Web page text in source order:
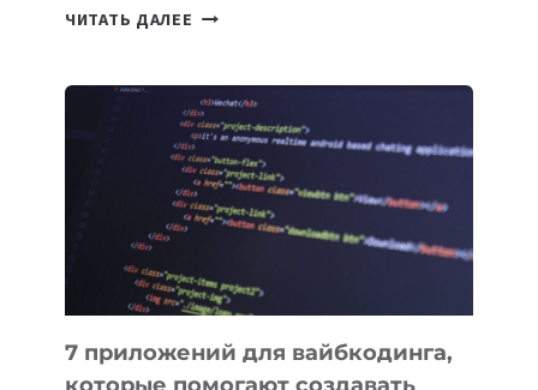
ЧИТАТЬ ДАЛЕЕ ТАСК-
ПОЛЕЗНЫХ
ИНСТРУМЕНТОВ
ДЛЯ
РАБОТЫ
7 приложений для вайбкодинга,